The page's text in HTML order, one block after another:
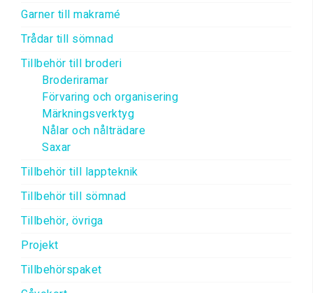
Garner till makramé
Trådar till sömnad
Tillbehör till broderi
Broderiramar
Förvaring och organisering
Märkningsverktyg
Nålar och nålträdare
Saxar
Tillbehör till lappteknik
Tillbehör till sömnad
Tillbehör, övriga
Projekt
Tillbehörspaket